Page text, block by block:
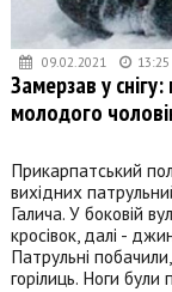
09.02.2021 13:25
Замерзав у
молодого
Прикарпатський
вихідних
Галича. У боковій
кросівок, далі -
Патрульні
горілиць. Ноги